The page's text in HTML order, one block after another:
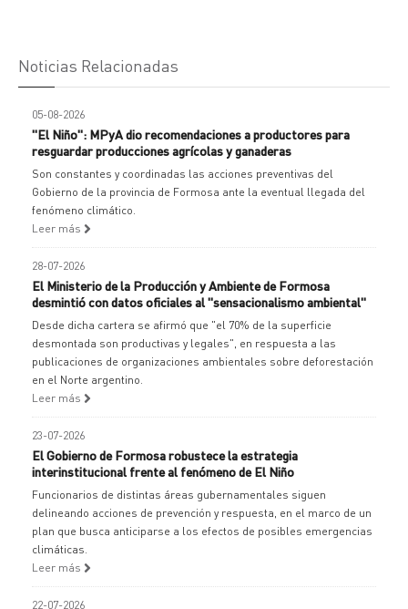
Noticias Relacionadas
05-08-2026
"El Niño": MPyA dio recomendaciones a productores para
resguardar producciones agrícolas y ganaderas
Son constantes y coordinadas las acciones preventivas del
Gobierno de la provincia de Formosa ante la eventual llegada del
fenómeno climático.
Leer más
28-07-2026
El Ministerio de la Producción y Ambiente de Formosa
desmintió con datos oficiales al "sensacionalismo ambiental"
Desde dicha cartera se afirmó que "el 70% de la superficie
desmontada son productivas y legales", en respuesta a las
publicaciones de organizaciones ambientales sobre deforestación
en el Norte argentino.
Leer más
23-07-2026
El Gobierno de Formosa robustece la estrategia
interinstitucional frente al fenómeno de El Niño
Funcionarios de distintas áreas gubernamentales siguen
delineando acciones de prevención y respuesta, en el marco de un
plan que busca anticiparse a los efectos de posibles emergencias
climáticas.
Leer más
22-07-2026